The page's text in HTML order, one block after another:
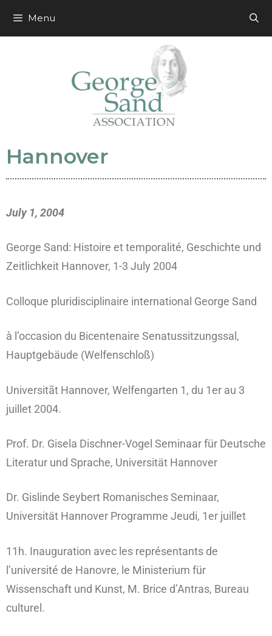
Menu
Hannover
July 1, 2004
George Sand: Histoire et temporalité, Geschichte und
Zeitlichkeit Hannover, 1-3 July 2004
Colloque pluridisciplinaire international George Sand
à l’occasion du Bicentenaire Senatussitzungssal,
Hauptgebäude (Welfenschloß)
Universitãt Hannover, Welfengarten 1, du 1er au 3
juillet 2004.
Prof. Dr. Gisela Dischner-Vogel Seminaar für Deutsche
Literatur und Sprache, Universität Hannover
Dr. Gislinde Seybert Romanisches Seminaar,
Universität Hannover Programme Jeudi, 1er juillet
11h. Inauguration avec les représentants de
l’université de Hanovre, le Ministerium für
Wissenschaft und Kunst, M. Brice d’Antras, Bureau
culturel.